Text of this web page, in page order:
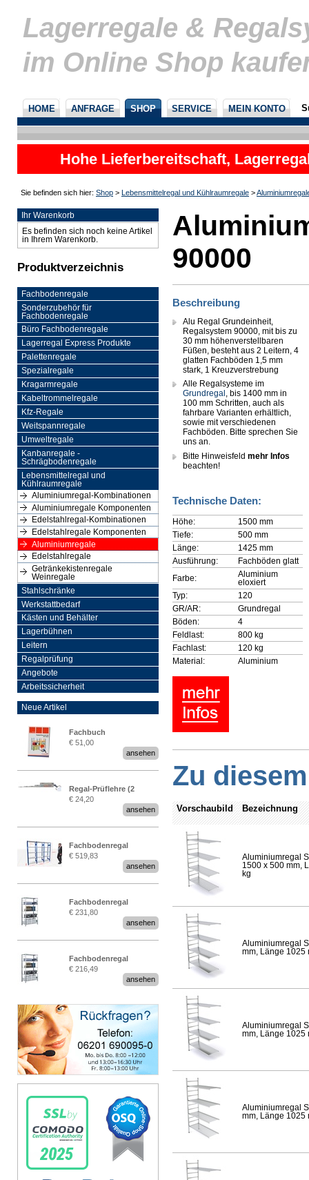
Lagerregale &
im Online Shop
HOME ANFRAGE SHOP SERVICE MEIN KONTO
Hohe Lieferbereitschaft,
nicht
Sie befinden sich hier: Shop > Lebensmittelregal und Kühlraumregale >
Ihr Warenkorb
Es befinden sich noch keine Artikel
in Ihrem Warenkorb.
Produktverzeichnis
Fachbodenregale
Sonderzubehör für
Fachbodenregale
Büro Fachbodenregale
Lagerregal Express Produkte
Palettenregale
Spezialregale
Kragarmregale
Kabeltrommelregale
Kfz-Regale
Weitspannregale
Umweltregale
Kanbanregale -
Schrägbodenregale
Lebensmittelregal und
Kühlraumregale
Aluminiumregal-Kombinationen
Aluminiumregale Komponenten
Edelstahlregal-Kombinationen
Edelstahlregale Komponenten
Aluminiumregale
Edelstahlregale
Getränkekistenregale
Weinregale
Stahlschränke
Werkstattbedarf
Kästen und Behälter
Lagerbühnen
Leitern
Regalprüfung
Angebote
Arbeitssicherheit
Neue Artikel
Fachbuch
„Regalprüfung nach DIN
€ 51,00
ansehen
Regal-Prüflehre (2
Stück)
€ 24,20
ansehen
Fachbodenregal
Stecksystem MultiPlus
2,25 Meter breit
€ 519,83
ansehen
Fachbodenregal
Stecksystem MultiPlus
€ 231,80
ansehen
Fachbodenregal
Stecksystem MultiPlus
€ 216,49
ansehen
90000
Beschreibung
Alu Regal Grundeinheit,
Regalsystem 90000, mit bis zu
30 mm höhenverstellbaren
Füßen, besteht aus 2 Leitern, 4
glatten Fachböden 1,5 mm
stark, 1 Kreuzverstrebung
Alle Regalsysteme im
Grundregal , bis 1400 mm in
100 mm Schritten, auch als
fahrbare Varianten erhältlich,
sowie mit verschiedenen
Fachböden. Bitte sprechen Sie
uns an.
Bitte Hinweisfeld mehr Infos
beachten!
Technische Daten:
Höhe:
1500 mm
Tiefe:
500 mm
Länge:
1425 mm
Ausführung:
Fachböden glatt
Farbe:
Aluminium
eloxiert
Typ:
120
GR/AR:
Grundregal
Böden:
4
Feldlast:
800 kg
Fachlast:
120 kg
Material:
Aluminium
Zu
Vorschaubild Bezeichnung
Aluminiumregal
1500 x 500 mm,
kg
Aluminiumregal
mm, Länge 1025
Aluminiumregal
mm, Länge 1025
Aluminiumregal
mm, Länge 1025